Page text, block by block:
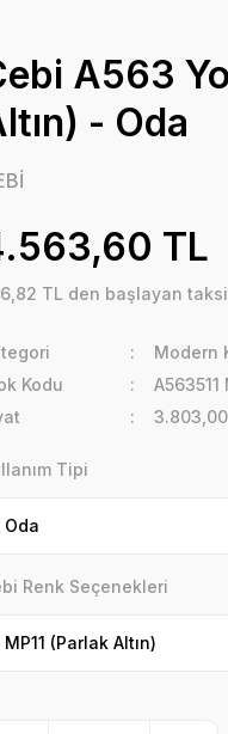
A563
- Oda
TL
TL den başlayan
Modern
Kodu
A563511
Tipi
Renk Seçenekleri